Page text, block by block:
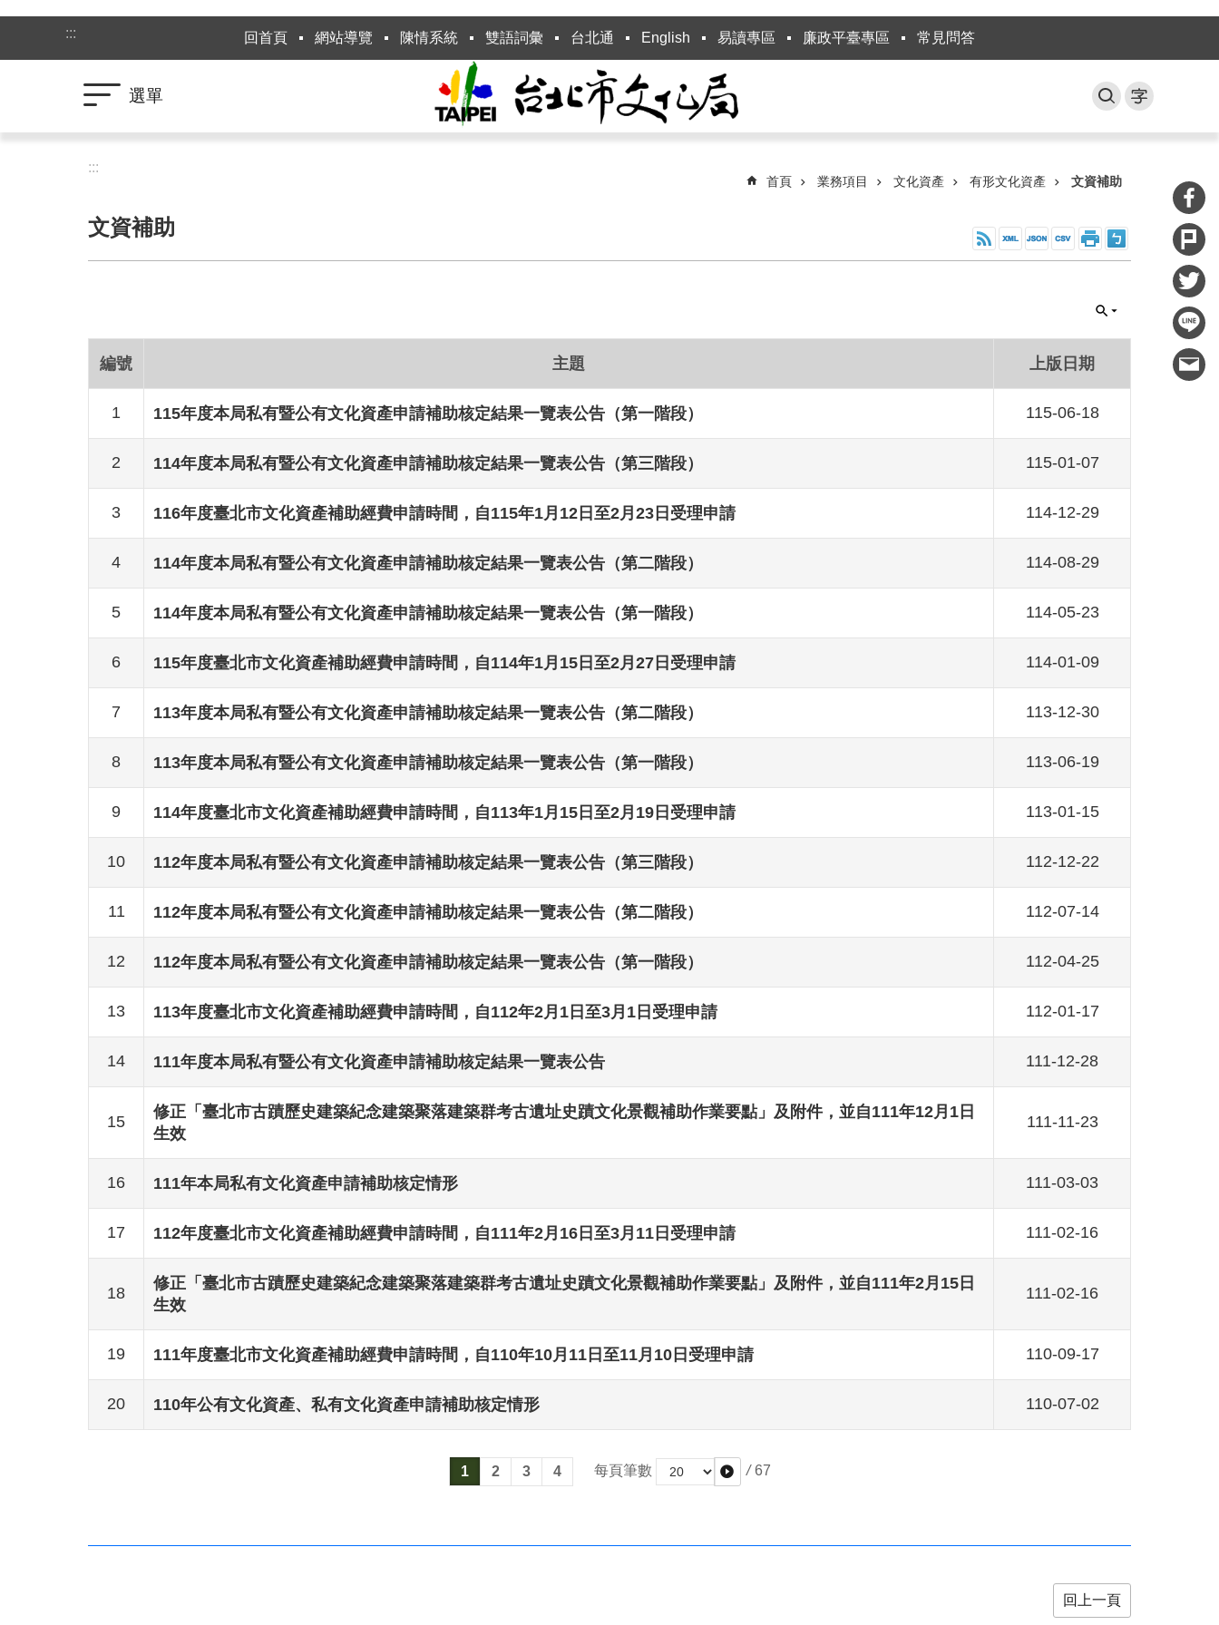
跳到主要內容區塊
:::
回首頁 網站導覽 陳情系統 雙語詞彙 台北通 English 易讀專區 廉政平臺專區 常見問答
選單
:::
首頁 業務項目 文化資產 有形文化資產 文資補助
文資補助
編號 主題 上版日期
1 115年度本局私有暨公有文化資產申請補助核定結果一覽表公告（第一階段） 115-06-18
2 114年度本局私有暨公有文化資產申請補助核定結果一覽表公告（第三階段） 115-01-07
3 116年度臺北市文化資產補助經費申請時間，自115年1月12日至2月23日受理申請 114-12-29
4 114年度本局私有暨公有文化資產申請補助核定結果一覽表公告（第二階段） 114-08-29
5 114年度本局私有暨公有文化資產申請補助核定結果一覽表公告（第一階段） 114-05-23
6 115年度臺北市文化資產補助經費申請時間，自114年1月15日至2月27日受理申請 114-01-09
7 113年度本局私有暨公有文化資產申請補助核定結果一覽表公告（第二階段） 113-12-30
8 113年度本局私有暨公有文化資產申請補助核定結果一覽表公告（第一階段） 113-06-19
9 114年度臺北市文化資產補助經費申請時間，自113年1月15日至2月19日受理申請 113-01-15
10 112年度本局私有暨公有文化資產申請補助核定結果一覽表公告（第三階段） 112-12-22
11 112年度本局私有暨公有文化資產申請補助核定結果一覽表公告（第二階段） 112-07-14
12 112年度本局私有暨公有文化資產申請補助核定結果一覽表公告（第一階段） 112-04-25
13 113年度臺北市文化資產補助經費申請時間，自112年2月1日至3月1日受理申請 112-01-17
14 111年度本局私有暨公有文化資產申請補助核定結果一覽表公告 111-12-28
15
修正「臺北市古蹟歷史建築紀念建築聚落建築群考古遺址史蹟文化景觀補助作業要點」及附件，並自111年12月1日
生效
111-11-23
16 111年本局私有文化資產申請補助核定情形 111-03-03
17 112年度臺北市文化資產補助經費申請時間，自111年2月16日至3月11日受理申請 111-02-16
18
修正「臺北市古蹟歷史建築紀念建築聚落建築群考古遺址史蹟文化景觀補助作業要點」及附件，並自111年2月15日
生效
111-02-16
19 111年度臺北市文化資產補助經費申請時間，自110年10月11日至11月10日受理申請 110-09-17
20 110年公有文化資產、私有文化資產申請補助核定情形 110-07-02
1 2 3 4 每頁筆數 / 67
回上一頁